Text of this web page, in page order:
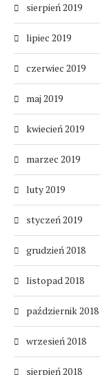
sierpień 2019
lipiec 2019
czerwiec 2019
maj 2019
kwiecień 2019
marzec 2019
luty 2019
styczeń 2019
grudzień 2018
listopad 2018
październik 2018
wrzesień 2018
sierpień 2018